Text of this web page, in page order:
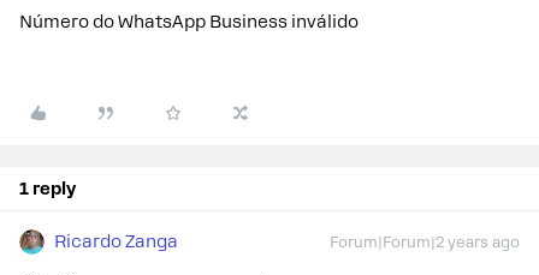
Número do WhatsApp Business inválido
1 reply
Ricardo Zanga Forum|Forum|2 years ago